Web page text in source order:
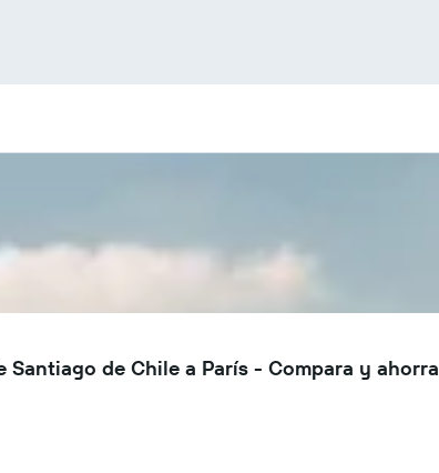
de Chile a París - Compara y ahorra